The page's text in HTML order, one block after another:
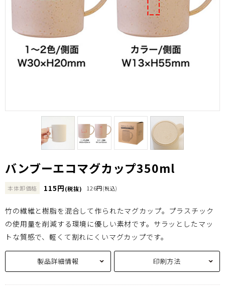
バンブーエコマグカップ350ml
本体卸価格 115円(税抜) 126円(税込)
竹の繊維と樹脂を混合して作られたマグカップ。プラスチック
の使用量を削減する環境に優しい素材です。サラッとしたマッ
トな質感で、軽くて割れにくいマグカップです。
製品詳細情報 印刷方法